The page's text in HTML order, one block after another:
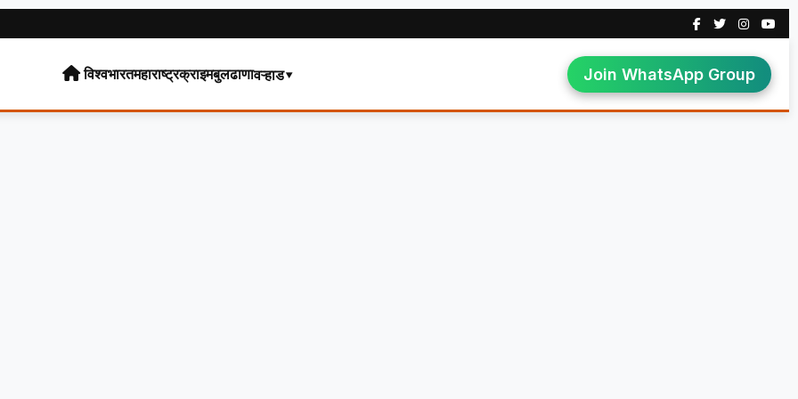
विश्वभारतमहाराष्ट्रक्राइमबुलढाणावऱ्हाड▾ Join WhatsApp Group